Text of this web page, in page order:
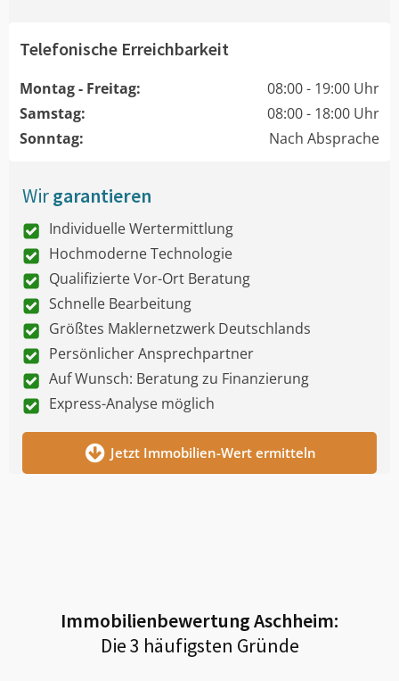
Telefonische Erreichbarkeit
Montag - Freitag:
08:00 - 19:00 Uhr
Samstag:
08:00 - 18:00 Uhr
Sonntag:
Nach Absprache
Wirgarantieren
Individuelle Wertermittlung
Hochmoderne Technologie
Qualifizierte Vor-Ort Beratung
Schnelle Bearbeitung
Größtes Maklernetzwerk Deutschlands
Persönlicher Ansprechpartner
Auf Wunsch: Beratung zu Finanzierung
Express-Analyse möglich
Jetzt Immobilien-Wert ermitteln
ImmobilienbewertungAschheim:
Die 3 häufigsten Gründe